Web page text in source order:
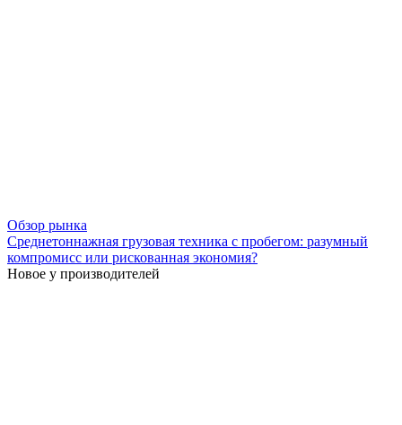
Обзор рынка
Среднетоннажная грузовая техника с пробегом: разумный
компромисс или рискованная экономия?
Новое у производителей